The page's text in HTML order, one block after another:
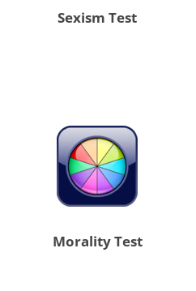
Sexism Test
Morality Test